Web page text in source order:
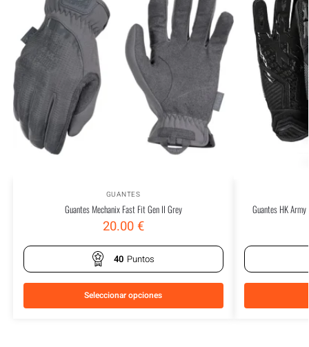
GUANTES
Guantes Mechanix Fast Fit Gen II Grey
20.00€
40 Puntos
Seleccionar opciones
Guantes HK